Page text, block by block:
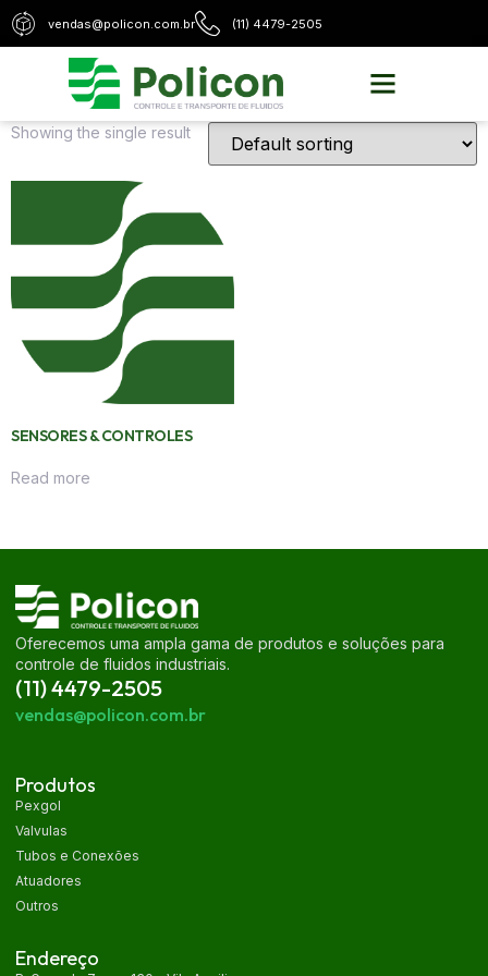
vendas@policon.com.br (11) 4479-2505
Home Soluções para Pneumática
MEDIDORES PNEUMÁTICOS
Showing the single result
SENSORES & CONTROLES
Read more
Produtos
Pexgol
Valvulas
Tubos e Conexões
Atuadores
Outros
Endereço
Oferecemos uma ampla gama de produtos e soluções para
controle de fluidos industriais.
(11) 4479-2505
vendas@policon.com.br